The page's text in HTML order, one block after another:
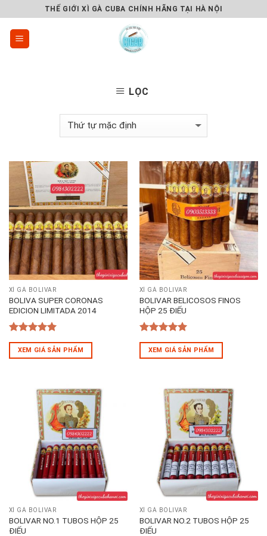
to
content
THẾ GIỚI XÌ GÀ CUBA CHÍNH HÃNG TẠI HÀ NỘI
LỌC
XÌ GÀ BOLIVAR
BOLIVA SUPER CORONAS
EDICION LIMITADA 2014
5out of 5
XEM GIÁ SẢN PHẨM
XÌ GÀ BOLIVAR
BOLIVAR BELICOSOS FINOS
HỘP 25 ĐIẾU
5out of 5
XEM GIÁ SẢN PHẨM
XÌ GÀ BOLIVAR
BOLIVAR NO.1 TUBOS HỘP 25
ĐIẾU
XÌ GÀ BOLIVAR
BOLIVAR NO.2 TUBOS HỘP 25
ĐIẾU